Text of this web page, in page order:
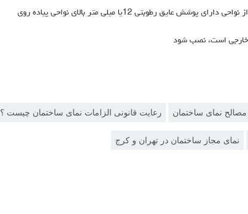
خارجی است، نصب شود
مصالح نمای ساختمان رعایت قانونی الزامات نمای ساختمان چیست ؟
نمای مجاز ساختمان در تهران و کرج